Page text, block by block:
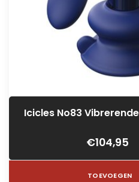
Icicles No83
€104,95
TOEVOEGEN